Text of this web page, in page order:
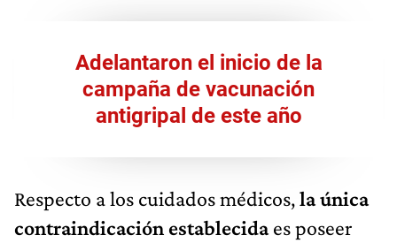
Adelantaron el inicio de la
campaña de vacunación
antigripal de este año
Respecto a los cuidados médicos,la única
contraindicación establecidaes poseer